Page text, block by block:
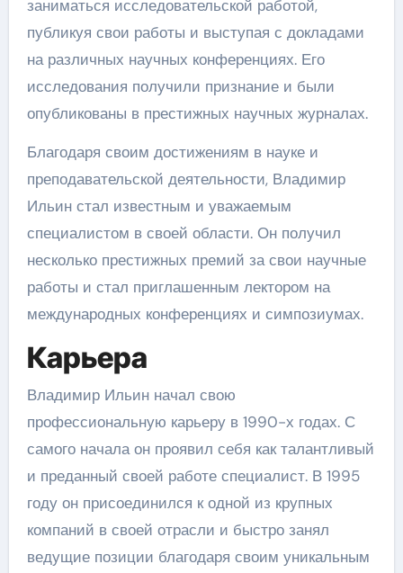
заниматься исследовательской работой,
публикуя свои работы и выступая с докладами
на различных научных конференциях. Его
исследования получили признание и были
опубликованы в престижных научных журналах.
Благодаря своим достижениям в науке и
преподавательской деятельности, Владимир
Ильин стал известным и уважаемым
специалистом в своей области. Он получил
несколько престижных премий за свои научные
работы и стал приглашенным лектором на
международных конференциях и симпозиумах.
Карьера
Владимир Ильин начал свою
профессиональную карьеру в 1990-х годах. С
самого начала он проявил себя как талантливый
и преданный своей работе специалист. В 1995
году он присоединился к одной из крупных
компаний в своей отрасли и быстро занял
ведущие позиции благодаря своим уникальным